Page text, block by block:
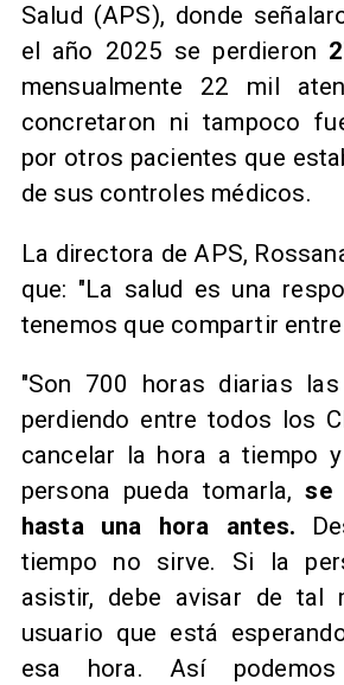
Salud (APS), donde
el año 2025 se perdieron
mensualmente 22 mil
concretaron ni tampoco
por otros pacientes que
de sus controles médicos.
La directora de APS,
que: "La salud es una
tenemos que compartir
"Son 700 horas diarias
perdiendo entre todos los
cancelar la hora a tiempo
persona pueda tomarla,se
hasta una hora antes.
tiempo no sirve. Si la
asistir, debe avisar de tal
usuario que está
esa hora. Así